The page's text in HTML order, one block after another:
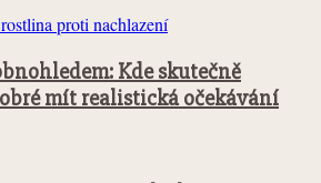
Kde skutečně
mít realistická očekávání